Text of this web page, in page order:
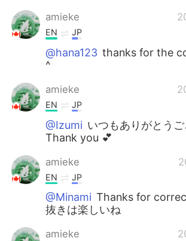
amieke
EN JP
@hana123 thanks for the
^
amieke
EN JP
@Izumi いつもありがとう
Thank you 💕
amieke
EN JP
@Minami Thanks for
抜きは楽しいね
amieke